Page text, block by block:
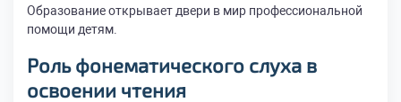
Образование открывает двери в мир профессиональной
помощи детям.
Роль фонематического слуха в
освоении чтения